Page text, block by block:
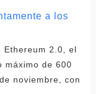
a los
Ethereum 2.0, el
máximo de 600
noviembre, con